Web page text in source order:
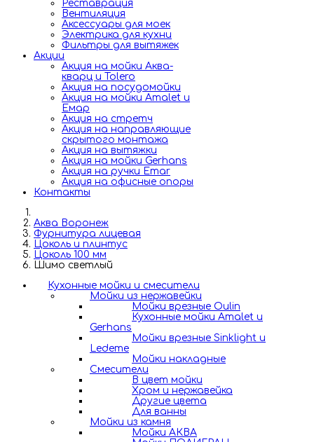
Реставрация
Вентиляция
Аксессуары для моек
Электрика для кухни
Фильтры для вытяжек
Акции
Акция на мойки Аква-
кварц и Tolero
Акция на посудомойки
Акция на мойки Amalet и
Емар
Акция на стретч
Акция на направляющие
скрытого монтажа
Акция на вытяжки
Акция на мойки Gerhans
Акция на ручки Emar
Акция на офисные опоры
Контакты
Аква Воронеж
Фурнитура лицевая
Цоколь и плинтус
Цоколь 100 мм
Шимо светлый
Кухонные мойки и смесители
Мойки из нержавейки
Мойки врезные Oulin
Кухонные мойки Amalet и
Gerhans
Мойки врезные Sinklight и
Ledeme
Мойки накладные
Смесители
В цвет мойки
Хром и нержавейка
Другие цвета
Для ванны
Мойки из камня
Мойки АКВА